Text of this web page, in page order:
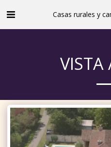
Casas rurales y
VISTA